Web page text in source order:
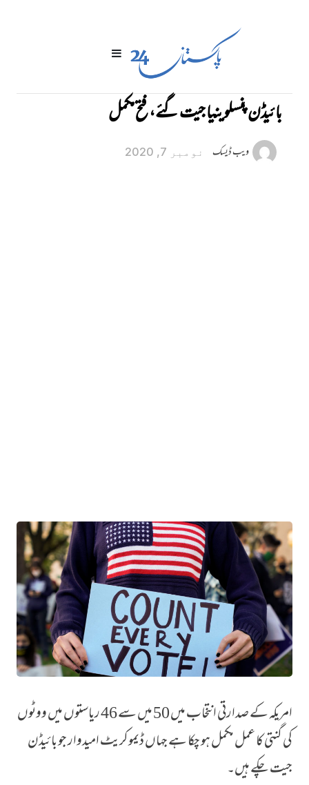
بائیڈن پنسلوینیا جیت گئے، فتح مکمل
ویب ڈیسک نومبر 7, 2020
بائیڈن پنسلوینیا جیت گئے، فتح مکمل
امریکہ کے صدارتی انتخاب میں 50 میں سے 46 ریاستوں میں ووٹوں
کی گنتی کا عمل مکمل ہو چکا ہے جہاں ڈیموکریٹ امیدوار جو بائیڈن
جیت چکے ہیں۔